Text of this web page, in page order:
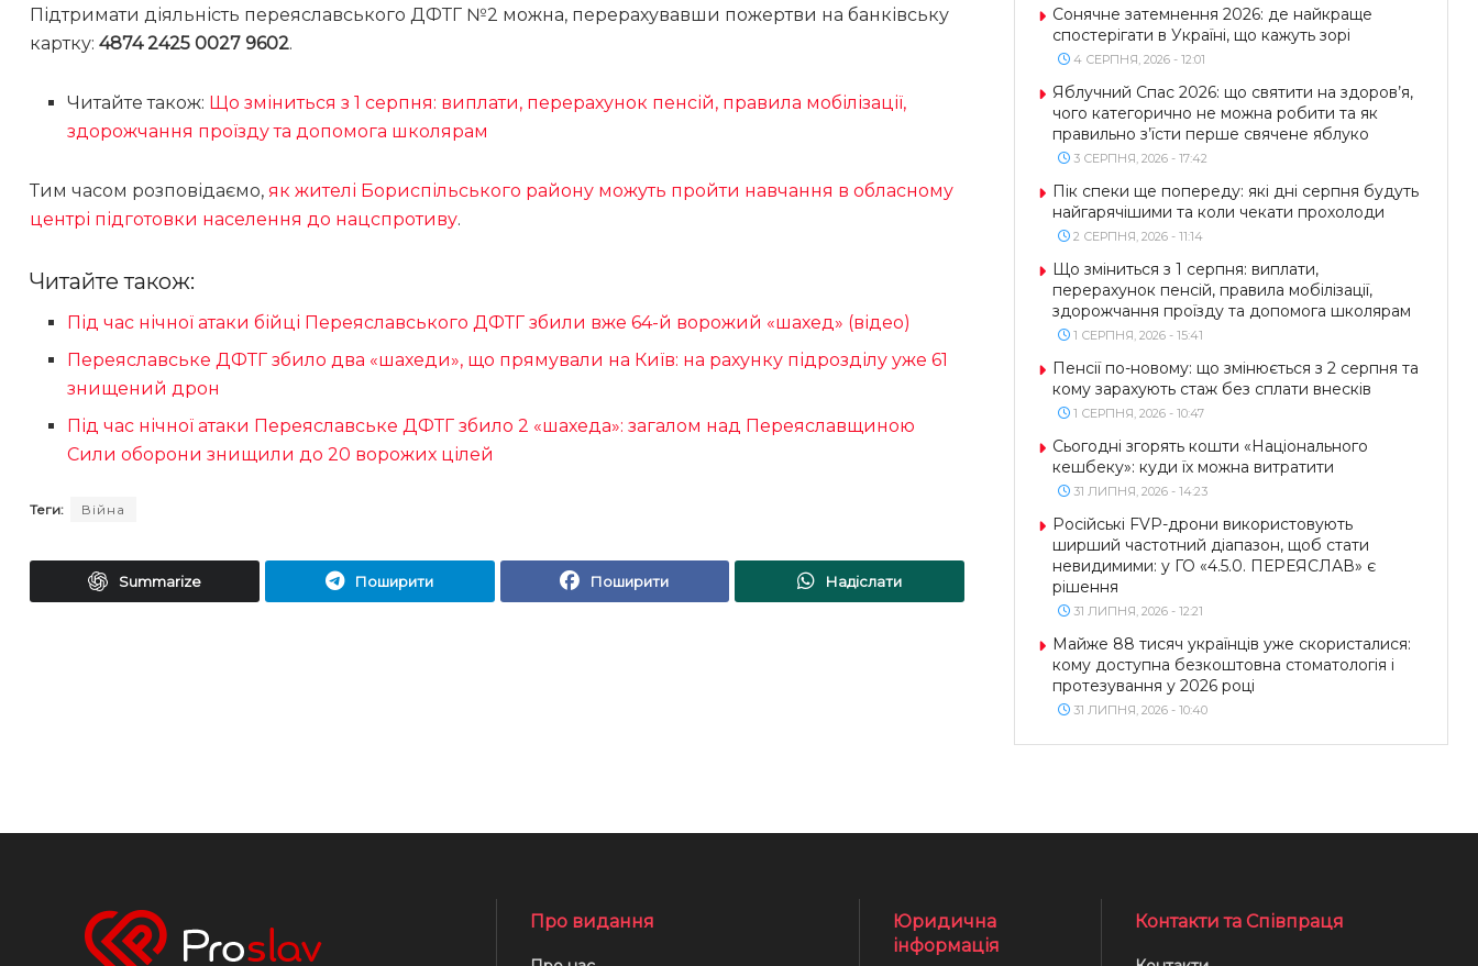
Підтримати діяльність переяславського ДФТГ №2 можна, перерахувавши пожертви на банківську
картку: 4874 2425 0027 9602.
Читайте також: Що зміниться з 1 серпня: виплати, перерахунок пенсій, правила мобілізації,
здорожчання проїзду та допомога школярам
Тим часом розповідаємо, як жителі Бориспільського району можуть пройти навчання в обласному
центрі підготовки населення до нацспротиву.
Читайте також:
Під час нічної атаки бійці Переяславського ДФТГ збили вже 64-й ворожий «шахед» (відео)
Переяславське ДФТГ збило два «шахеди», що прямували на Київ: на рахунку підрозділу уже 61
знищений дрон
Під час нічної атаки Переяславське ДФТГ збило 2 «шахеда»: загалом над Переяславщиною
Сили оборони знищили до 20 ворожих цілей
Теги: Війна
Summarize Поширити Поширити Надіслати
Сонячне затемнення 2026: де найкраще
спостерігати в Україні, що кажуть зорі
4 СЕРПНЯ, 2026 - 12:01
Яблучний Спас 2026: що святити на здоров’я,
чого категорично не можна робити та як
правильно з’їсти перше свячене яблуко
3 СЕРПНЯ, 2026 - 17:42
Пік спеки ще попереду: які дні серпня будуть
найгарячішими та коли чекати прохолоди
2 СЕРПНЯ, 2026 - 11:14
Що зміниться з 1 серпня: виплати,
перерахунок пенсій, правила мобілізації,
здорожчання проїзду та допомога школярам
1 СЕРПНЯ, 2026 - 15:41
Пенсії по-новому: що змінюється з 2 серпня та
кому зарахують стаж без сплати внесків
1 СЕРПНЯ, 2026 - 10:47
Сьогодні згорять кошти «Національного
кешбеку»: куди їх можна витратити
31 ЛИПНЯ, 2026 - 14:23
Російські FVP-дрони використовують
ширший частотний діапазон, щоб стати
невидимими: у ГО «4.5.0. ПЕРЕЯСЛАВ» є
рішення
31 ЛИПНЯ, 2026 - 12:21
Майже 88 тисяч українців уже скористалися:
кому доступна безкоштовна стоматологія і
протезування у 2026 році
31 ЛИПНЯ, 2026 - 10:40
Про видання
Юридична
інформація
Контакти та Співпраця